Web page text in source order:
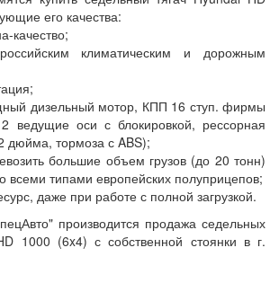
его качества:
качество;
климатическим и дорожным
дизельный мотор, КПП 16 ступ. фирмы
ведущие оси с блокировкой, рессорная
дюйма, тормоза с ABS);
большие объем грузов (до 20 тонн)
всеми типами европейских полуприцепов;
даже при работе с полной загрузкой.
производится продажа седельных
1000 (6x4) с собственной стоянки в г.